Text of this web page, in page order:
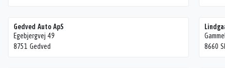
Gedved Auto ApS
Egebjergvej 49
8751 Gedved
8660